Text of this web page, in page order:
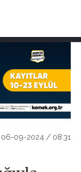
06-09-2024 / 08:31